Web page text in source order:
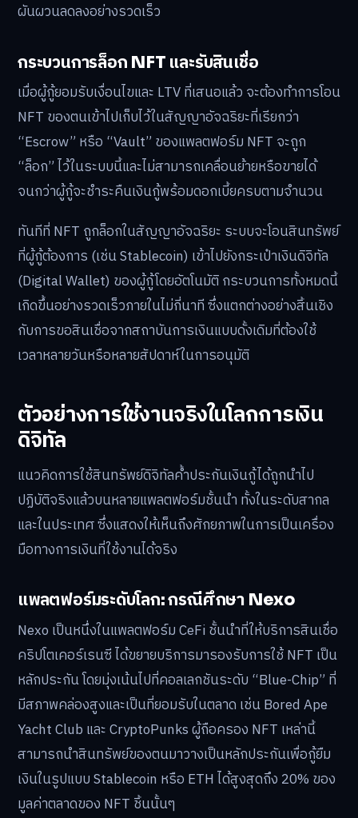
ผันผวนลดลงอย่างรวดเร็ว
กระบวนการล็อก NFT และรับสินเชื่อ
เมื่อผู้กู้ยอมรับเงื่อนไขและ LTV ที่เสนอแล้ว จะต้องทำการโอน
NFT ของตนเข้าไปเก็บไว้ในสัญญาอัจฉริยะที่เรียกว่า
“Escrow” หรือ “Vault” ของแพลตฟอร์ม NFT จะถูก
“ล็อก” ไว้ในระบบนี้และไม่สามารถเคลื่อนย้ายหรือขายได้
จนกว่าผู้กู้จะชำระคืนเงินกู้พร้อมดอกเบี้ยครบตามจำนวน
ทันทีที่ NFT ถูกล็อกในสัญญาอัจฉริยะ ระบบจะโอนสินทรัพย์
ที่ผู้กู้ต้องการ (เช่น Stablecoin) เข้าไปยังกระเป๋าเงินดิจิทัล
(Digital Wallet) ของผู้กู้โดยอัตโนมัติ กระบวนการทั้งหมดนี้
เกิดขึ้นอย่างรวดเร็วภายในไม่กี่นาที ซึ่งแตกต่างอย่างสิ้นเชิง
กับการขอสินเชื่อจากสถาบันการเงินแบบดั้งเดิมที่ต้องใช้
เวลาหลายวันหรือหลายสัปดาห์ในการอนุมัติ
ตัวอย่างการใช้งานจริงในโลกการเงิน
ดิจิทัล
แนวคิดการใช้สินทรัพย์ดิจิทัลค้ำประกันเงินกู้ได้ถูกนำไป
ปฏิบัติจริงแล้วบนหลายแพลตฟอร์มชั้นนำ ทั้งในระดับสากล
และในประเทศ ซึ่งแสดงให้เห็นถึงศักยภาพในการเป็นเครื่อง
มือทางการเงินที่ใช้งานได้จริง
แพลตฟอร์มระดับโลก: กรณีศึกษา Nexo
Nexo เป็นหนึ่งในแพลตฟอร์ม CeFi ชั้นนำที่ให้บริการสินเชื่อ
คริปโตเคอร์เรนซี ได้ขยายบริการมารองรับการใช้ NFT เป็น
หลักประกัน โดยมุ่งเน้นไปที่คอลเลกชันระดับ “Blue-Chip” ที่
มีสภาพคล่องสูงและเป็นที่ยอมรับในตลาด เช่น Bored Ape
Yacht Club และ CryptoPunks ผู้ถือครอง NFT เหล่านี้
สามารถนำสินทรัพย์ของตนมาวางเป็นหลักประกันเพื่อกู้ยืม
เงินในรูปแบบ Stablecoin หรือ ETH ได้สูงสุดถึง 20% ของ
มูลค่าตลาดของ NFT ชิ้นนั้นๆ